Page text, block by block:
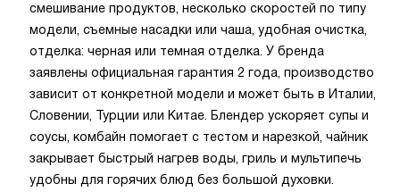
смешивание продуктов, несколько скоростей по типу
модели, съемные насадки или чаша, удобная очистка,
отделка: черная или темная отделка. У бренда
заявлены официальная гарантия 2 года, производство
зависит от конкретной модели и может быть в Италии,
Словении, Турции или Китае. Блендер ускоряет супы и
соусы, комбайн помогает с тестом и нарезкой, чайник
закрывает быстрый нагрев воды, гриль и мультипечь
удобны для горячих блюд без большой духовки.